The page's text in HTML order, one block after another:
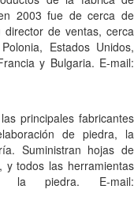
2003 fue de cerca de
de ventas, cerca
Estados Unidos,
y Bulgaria. E-mail:
principales fabricantes
de piedra, la
Suministran hojas de
y todos las herramientas
la piedra. E-mail: